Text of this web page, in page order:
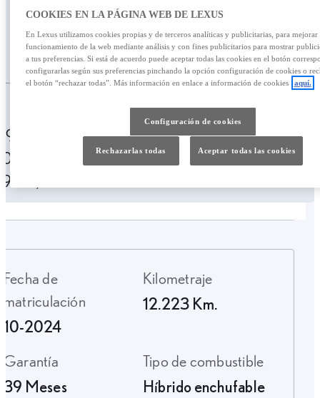
53.900,00 €
791,66 €
/mes
€ /mes49 mesesEntrada:
€
TAE: 10,04%Última cuota:
€
Fecha de
matriculación
10-2024
Kilometraje
12.223 Km.
Garantía
39 Meses
Tipo de combustible
Híbrido enchufable
COOKIES EN LA PÁGINA WEB DE LEXUS
En Lexus utilizamos cookies propias y de terceros analíticas y publicitarias, para mejorar
funcionamiento de la web mediante análisis y con fines publicitarios para mostrar
a tus preferencias. Si está de acuerdo puede aceptar todas las cookies en el botón
configurarlas según sus preferencias pinchando la opción configuración de cookies o
el botón “rechazar todas”. Más información en enlace a información de cookies
aquí.
Configuración de cookies
Rechazarlas todas Aceptar todas las cookies